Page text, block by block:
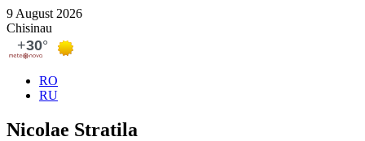
9 August 2026
Chisinau
RO
RU
Nicolae Stratila